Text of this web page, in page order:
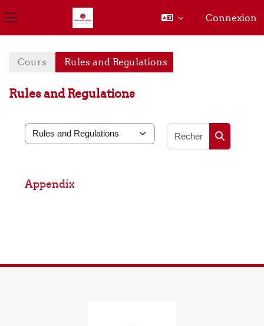
Panneau latéral
Connexion
Cours Rules and Regulations
Rules and Regulations
Catégories de cours
Appendix